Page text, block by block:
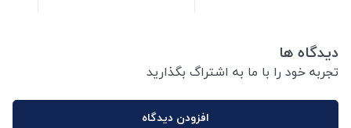
دیدگاه ها
تجربه خود را با ما به اشتراگ بگذارید
افزودن دیدگاه